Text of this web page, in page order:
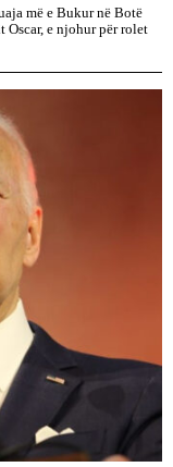
më e Bukur në Botë
Oscar, e njohur për rolet